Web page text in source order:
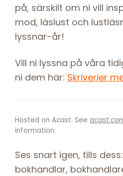
på, särskilt om ni vill
mod, läslust och
lyssnar-år!
Vill ni lyssna på våra
ni dem här: Skriverier
Hosted on Acast. See
information.
Ses snart igen, tills
bokhandlar,